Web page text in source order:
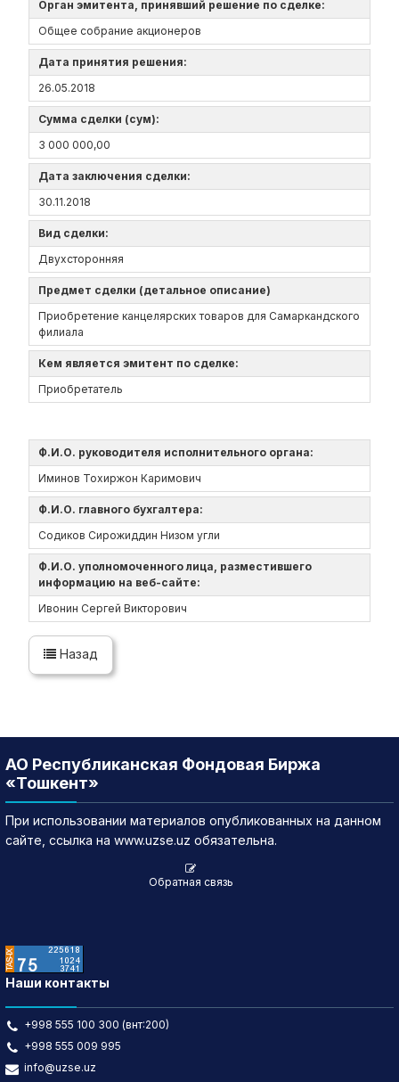
Орган эмитента, принявший решение по сделке:
Общее собрание акционеров
Дата принятия решения:
26.05.2018
Сумма сделки (сум):
3 000 000,00
Дата заключения сделки:
30.11.2018
Вид сделки:
Двухсторонняя
Предмет сделки (детальное описание)
Приобретение канцелярских товаров для Самаркандского
филиала
Кем является эмитент по сделке:
Приобретатель
Ф.И.О. руководителя исполнительного органа:
Иминов Тохиржон Каримович
Ф.И.О. главного бухгалтера:
Содиков Сирожиддин Низом угли
Ф.И.О. уполномоченного лица, разместившего
информацию на веб-сайте:
Ивонин Сергей Викторович
Назад
АО Республиканская Фондовая Биржа
«Тошкент»
При использовании материалов опубликованных на данном
сайте, ссылка на www.uzse.uz обязательна.
Обратная связь
Наши контакты
+998 555 100 300 (внт:200)
+998 555 009 995
info@uzse.uz